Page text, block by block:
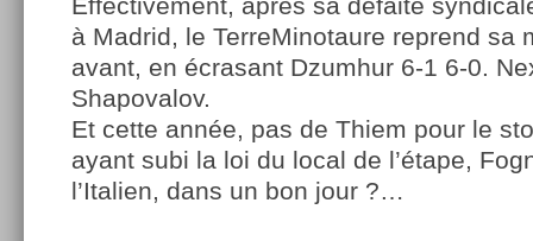
à Madrid, le TerreMinotaure reprend sa
avant, en écrasant Dzumhur 6-1 6-0.
Shapovalov.
Et cette année, pas de Thiem pour le
ayant subi la loi du local de l’étape,
l’Italien, dans un bon jour ?…